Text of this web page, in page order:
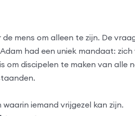
mens om alleen te zijn. De
had een uniek mandaat:
discipelen te maken van alle
iemand vrijgezel kan zijn.